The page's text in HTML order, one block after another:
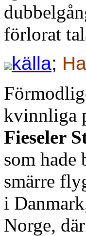
förlorat
källa;
kvinnliga
Fieseler
som
smärre
i
Norge,